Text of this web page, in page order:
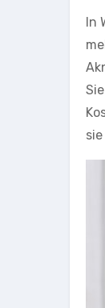
In